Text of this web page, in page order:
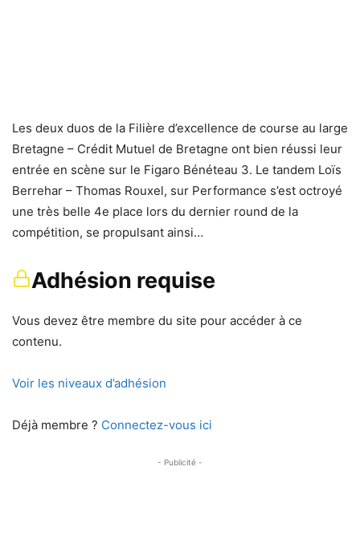
Les deux duos de la Filière d’excellence de course au large
Bretagne – Crédit Mutuel de Bretagne ont bien réussi leur
entrée en scène sur le Figaro Bénéteau 3. Le tandem Loïs
Berrehar – Thomas Rouxel, sur Performance s’est octroyé
une très belle 4e place lors du dernier round de la
compétition, se propulsant ainsi…
Adhésion requise
Vous devez être membre du site pour accéder à ce
contenu.
Voir les niveaux d’adhésion
Déjà membre ? Connectez-vous ici
- Publicité -